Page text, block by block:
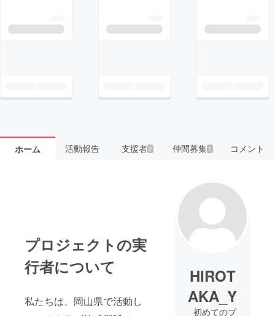
ホーム 活動報告 支援者 2 仲間募集 1 コメント
プロジェクトの実
行者について
私たちは、岡山県で活動し
HIROT
AKA_Y
初めてのプ